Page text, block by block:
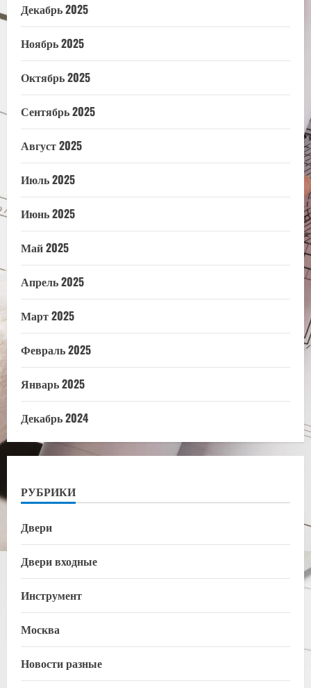
Декабрь 2025
Ноябрь 2025
Октябрь 2025
Сентябрь 2025
Август 2025
Июль 2025
Июнь 2025
Май 2025
Апрель 2025
Март 2025
Февраль 2025
Январь 2025
Декабрь 2024
РУБРИКИ
Двери
Двери входные
Инструмент
Москва
Новости разные